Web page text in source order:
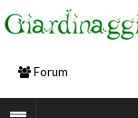
Forum